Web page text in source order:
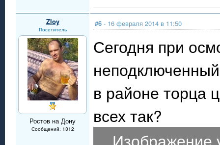
Zloy
Посетитель
Ростов на Дону
Сообщений: 1312
#6 - 16 февраля 2014 в 11:50
Сегодня при
в районе торца
всех так?